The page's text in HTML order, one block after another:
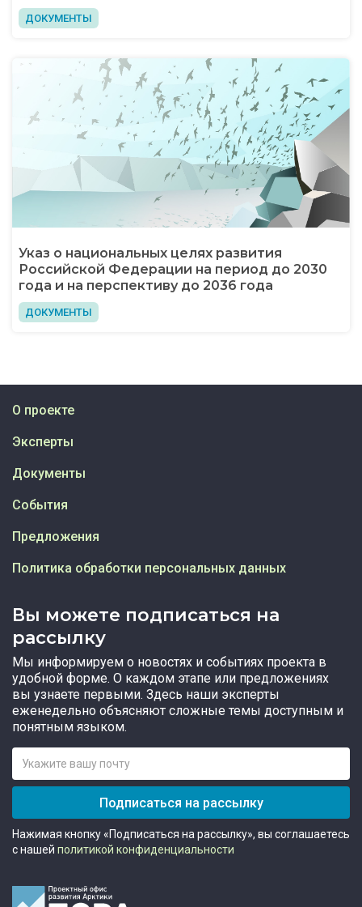
ДОКУМЕНТЫ
Указ о национальных целях развития
Российской Федерации на период до 2030
года и на перспективу до 2036 года
ДОКУМЕНТЫ
Вы можете подписаться на
рассылку
Мы информируем о новостях и событиях проекта в
удобной форме. О каждом этапе или предложениях
вы узнаете первыми. Здесь наши эксперты
еженедельно объясняют сложные темы доступным и
понятным языком.
Подписаться на рассылку
Нажимая кнопку «Подписаться на рассылку», вы соглашаетесь
с нашей политикой конфиденциальности
О проекте
Эксперты
Документы
События
Предложения
Политика обработки персональных данных